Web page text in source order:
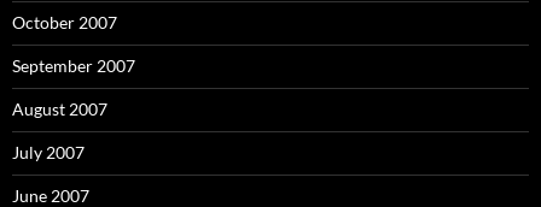
October 2007
September 2007
August 2007
July 2007
June 2007